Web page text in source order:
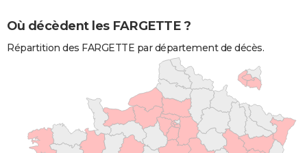
Où décèdent les FARGETTE ?
Répartition des FARGETTE par département de décès.